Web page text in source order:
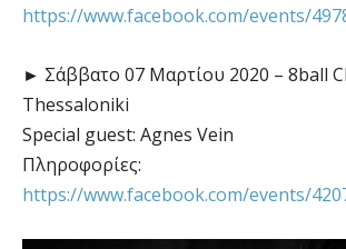
https://www.facebook.com/events/
► Σάββατο 07 Μαρτίου 2020 – 8ball
Thessaloniki
Special guest: Agnes Vein
Πληροφορίες:
https://www.facebook.com/events/